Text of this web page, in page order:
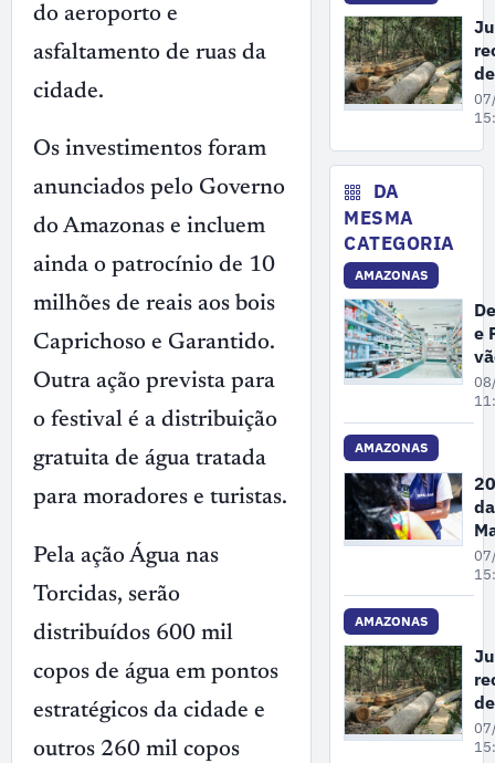
do aeroporto e
asfaltamento de ruas da
cidade.
Os investimentos foram
anunciados pelo Governo
do Amazonas e incluem
ainda o patrocínio de 10
milhões de reais aos bois
Caprichoso e Garantido.
Outra ação prevista para
o festival é a distribuição
gratuita de água tratada
para moradores e turistas.
Pela ação Água nas
Torcidas, serão
distribuídos 600 mil
copos de água em pontos
estratégicos da cidade e
outros 260 mil copos
à
de
DA
MESMA
CATEGORIA
AMAZONAS
e
e
AMAZONAS
de
AMAZONAS